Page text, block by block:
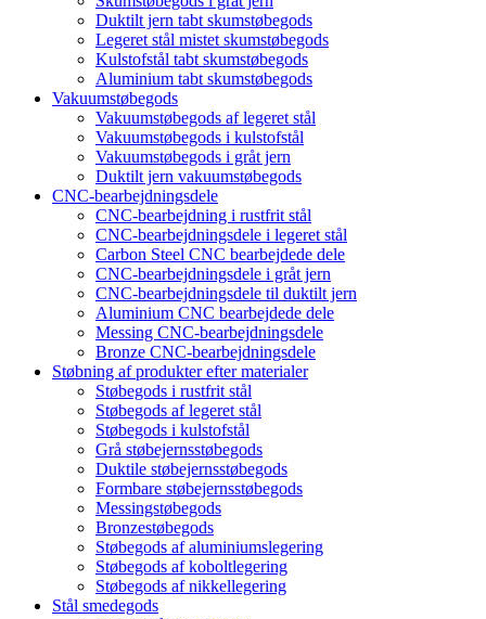
Duktilt jern tabt skumstøbegods
Legeret stål mistet skumstøbegods
Kulstofstål tabt skumstøbegods
Aluminium tabt skumstøbegods
Vakuumstøbegods
Vakuumstøbegods af legeret stål
Vakuumstøbegods i kulstofstål
Vakuumstøbegods i gråt jern
Duktilt jern vakuumstøbegods
CNC-bearbejdningsdele
CNC-bearbejdning i rustfrit stål
CNC-bearbejdningsdele i legeret stål
Carbon Steel CNC bearbejdede dele
CNC-bearbejdningsdele i gråt jern
CNC-bearbejdningsdele til duktilt jern
Aluminium CNC bearbejdede dele
Messing CNC-bearbejdningsdele
Bronze CNC-bearbejdningsdele
Støbning af produkter efter materialer
Støbegods i rustfrit stål
Støbegods af legeret stål
Støbegods i kulstofstål
Grå støbejernsstøbegods
Duktile støbejernsstøbegods
Formbare støbejernsstøbegods
Messingstøbegods
Bronzestøbegods
Støbegods af aluminiumslegering
Støbegods af koboltlegering
Støbegods af nikkellegering
Stål smedegods